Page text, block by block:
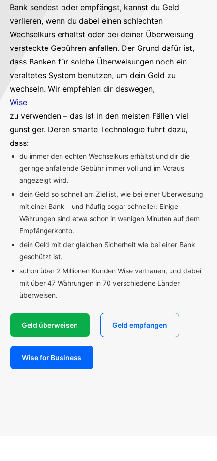
Bank sendest oder empfängst, kannst du Geld
verlieren, wenn du dabei einen schlechten
Wechselkurs erhältst oder bei deiner Überweisung
versteckte Gebühren anfallen. Der Grund dafür ist,
dass Banken für solche Überweisungen noch ein
veraltetes System benutzen, um dein Geld zu
wechseln. Wir empfehlen dir deswegen,
Wise
zu verwenden – das ist in den meisten Fällen viel
günstiger. Deren smarte Technologie führt dazu,
dass:
du immer den echten Wechselkurs erhältst und dir die
geringe anfallende Gebühr immer voll und im Voraus
angezeigt wird.
dein Geld so schnell am Ziel ist, wie bei einer Überweisung
mit einer Bank – und häufig sogar schneller: Einige
Währungen sind etwa schon in wenigen Minuten auf dem
Empfängerkonto.
dein Geld mit der gleichen Sicherheit wie bei einer Bank
geschützt ist.
schon über 2 Millionen Kunden Wise vertrauen, und dabei
mit über 47 Währungen in 70 verschiedene Länder
überweisen.
Geld überweisen Geld empfangen
Wise for Business